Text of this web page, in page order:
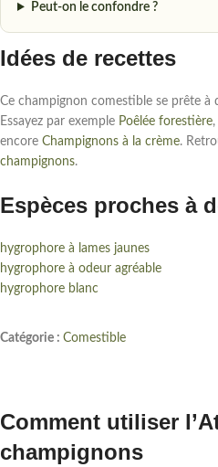
Peut-on le confondre ?
Idées de recettes
Ce champignon comestible se prête à
Essayez par exemple Poêlée forestière,
encore Champignons à la crème.
champignons.
Espèces proches à
hygrophore à lames jaunes
hygrophore à odeur agréable
hygrophore blanc
Catégorie : Comestible
Comment utiliser
champignons